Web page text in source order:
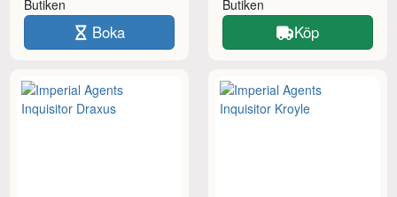
Butiken
Boka
Butiken
Köp